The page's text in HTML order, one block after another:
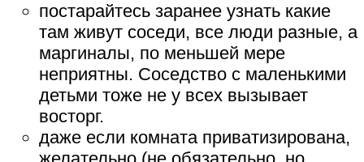
постарайтесь заранее узнать какие
там живут соседи, все люди разные, а
маргиналы, по меньшей мере
неприятны. Соседство с маленькими
детьми тоже не у всех вызывает
восторг.
даже если комната приватизирована,